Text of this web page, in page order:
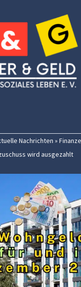
Nachrichten »
wird ausgezahlt